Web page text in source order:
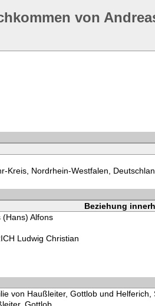
von
Kreis, Nordrhein-Westfalen,
Beziehung
Alfons
Ludwig Christian
von Haußleiter, Gottlob und Helferich,